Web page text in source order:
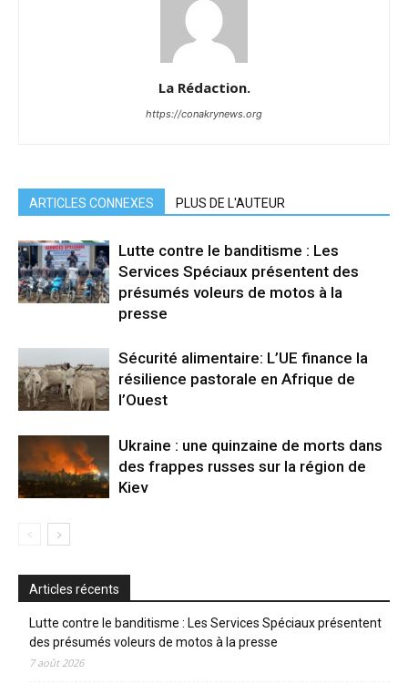
La Rédaction.
https://conakrynews.org
ARTICLES CONNEXES PLUS DE L'AUTEUR
Lutte contre le banditisme : Les
Services Spéciaux présentent des
présumés voleurs de motos à la
presse
Sécurité alimentaire: L’UE finance la
résilience pastorale en Afrique de
l’Ouest
Ukraine : une quinzaine de morts dans
des frappes russes sur la région de
Kiev
Articles récents
Lutte contre le banditisme : Les Services Spéciaux présentent
des présumés voleurs de motos à la presse
7 août 2026